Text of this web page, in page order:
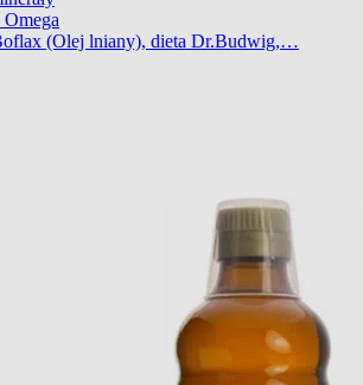
(Olej lniany), dieta Dr.Budwig,…